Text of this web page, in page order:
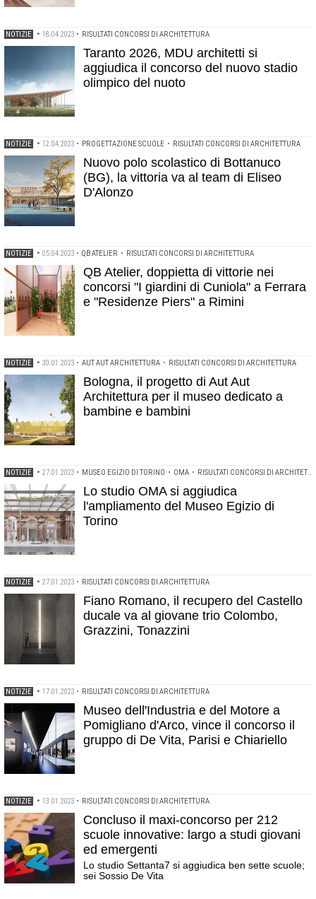
NOTIZIE • 18.04.2023 • RISULTATI CONCORSI DI ARCHITETTURA
Taranto 2026, MDU architetti si
aggiudica il concorso del nuovo stadio
olimpico del nuoto
NOTIZIE • 12.04.2023 • PROGETTAZIONE SCUOLE • RISULTATI CONCORSI DI ARCHITETTURA
Nuovo polo scolastico di Bottanuco
(BG), la vittoria va al team di Eliseo
D'Alonzo
NOTIZIE • 05.04.2023 • QB ATELIER • RISULTATI CONCORSI DI ARCHITETTURA
QB Atelier, doppietta di vittorie nei
concorsi "I giardini di Cuniola" a Ferrara
e "Residenze Piers" a Rimini
NOTIZIE • 30.01.2023 • AUT AUT ARCHITETTURA • RISULTATI CONCORSI DI ARCHITETTURA
Bologna, il progetto di Aut Aut
Architettura per il museo dedicato a
bambine e bambini
NOTIZIE • 27.01.2023 • MUSEO EGIZIO DI TORINO • OMA • RISULTATI CONCORSI DI ARCHITETTURA
Lo studio OMA si aggiudica
l'ampliamento del Museo Egizio di
Torino
NOTIZIE • 27.01.2023 • RISULTATI CONCORSI DI ARCHITETTURA
Fiano Romano, il recupero del Castello
ducale va al giovane trio Colombo,
Grazzini, Tonazzini
NOTIZIE • 17.01.2023 • RISULTATI CONCORSI DI ARCHITETTURA
Museo dell'Industria e del Motore a
Pomigliano d'Arco, vince il concorso il
gruppo di De Vita, Parisi e Chiariello
NOTIZIE • 13.01.2023 • RISULTATI CONCORSI DI ARCHITETTURA
Concluso il maxi-concorso per 212
scuole innovative: largo a studi giovani
ed emergenti
Lo studio Settanta7 si aggiudica ben sette scuole;
sei Sossio De Vita